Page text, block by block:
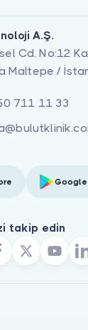
A.Ş.
Cd. No:12
Maltepe /
711 11 33
Google
takip edin